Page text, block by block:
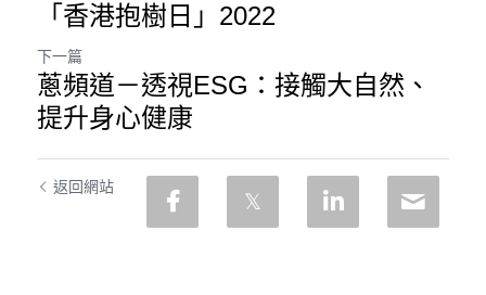
「香港抱樹日」2022
下一篇
蔥頻道－透視ESG：接觸大自然、
提升身心健康
返回網站